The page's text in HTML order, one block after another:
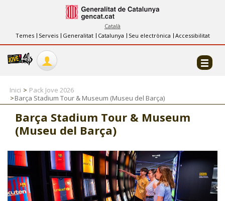
Català
Temes
Serveis Generalitat Catalunya Seu electrònica Accessibilitat
INFORMACIÓ
FES-TE EL CJ
COL·LABORADORS
CJ ADOLESCENTS
CJ EMANCIPACIÓ
CJ SALUT
Inici
Pack Jove 2026
Barça Stadium Tour & Museum (Museu del Barça)
Barça Stadium Tour & Museum
(Museu del Barça)